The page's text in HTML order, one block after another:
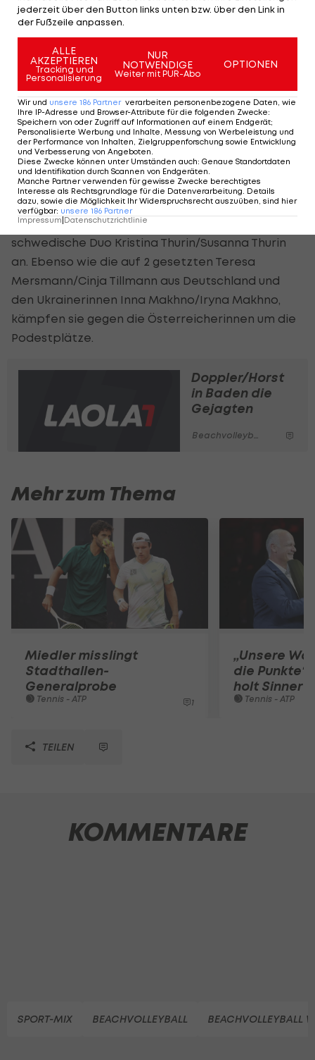
der Herren startet am Freitag, den 15. Juni.
Bei den Damen sind
Katharina Schützenhöfer und
Lena Plesiutschnig die Nummer eins aus
österreichischer Sicht. Die beidenerkämpften
zuletzt die Goldmedaille beim WT-Turnier in
Mersin (TUR). Nadine Strauss/Franziska Friedl (6)
verpassten nur knapp das Viertelfinale in Aydin
(TUR). Katharina Almer/Valerie Teufl (11) und Dorina
Klinger/Ronja Klinger (12) komplettieren das ÖVV-
Damen-Aufgebot. Mit einem 3. Platz in Aydin (TUR)
und viel Selbstvertrauen im Gepäck, reist das
schwedische Duo Kristina Thurin/Susanna Thurin
an. Ebenso wie die auf 2 gesetzten Teresa
Mersmann/Cinja Tillmann aus Deutschland und
den Ukrainerinnen Inna Makhno/Iryna Makhno,
kämpfen sie gegen die Österreicherinnen um die
Podestplätze.
Doppler/Horst
in Baden die
Gejagten
Mehr zum Thema
Miedler misslingt
Stadthallen-
Generalprobe
Tennis - ATP 1
„Unsere
die Punkte“
holt Sinner
Tennis - ATP
TEILEN
KOMMENTARE
SPORT-MIX BEACHVOLLEYBALL BEACHVOLLEYBALL
jederzeit über den Button links unten bzw. über den Link in
der Fußzeile anpassen.
ALLE
AKZEPTIEREN
Tracking und
Personalisierung
NUR
NOTWENDIGE
Weiter mit PUR-Abo
OPTIONEN
Wir und unsere 186 Partner verarbeiten personenbezogene Daten, wie
Ihre IP-Adresse und Browser-Attribute für die folgenden Zwecke:
Speichern von oder Zugriff auf Informationen auf einem Endgerät;
Personalisierte Werbung und Inhalte, Messung von Werbeleistung und
der Performance von Inhalten, Zielgruppenforschung sowie Entwicklung
und Verbesserung von Angeboten
Diese Zwecke können unter Umständen auch: Genaue Standortdaten
und Identifikation durch Scannen von Endgeräten
Manche Partner verwenden für gewisse Zwecke berechtigtes
Interesse als Rechtsgrundlage für die Datenverarbeitung. Details
dazu, sowie die Möglichkeit Ihr Widerspruchsrecht auszuüben, sind hier
verfügbar: unsere 186 Partner
Impressum|Datenschutzrichtlinie